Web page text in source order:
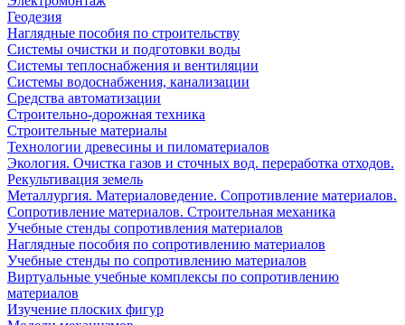
Геодезия
Наглядные пособия по строительству
Системы очистки и подготовки воды
Системы теплоснабжения и вентиляции
Системы водоснабжения, канализации
Средства автоматизации
Строительно-дорожная техника
Строительные материалы
Технологии древесины и пиломатериалов
Экология. Очистка газов и сточных вод. переработка отходов.
Рекультивация земель
Металлургия. Материаловедение. Сопротивление материалов.
Сопротивление материалов. Строительная механика
Учебные стенды сопротивления материалов
Наглядные пособия по сопротивлению материалов
Учебные стенды по сопротивлению материалов
Виртуальные учебные комплексы по сопротивлению
материалов
Изучение плоских фигур